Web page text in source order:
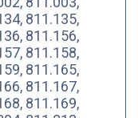
811.135,
811.156,
811.158,
811.165,
811.167,
811.169,